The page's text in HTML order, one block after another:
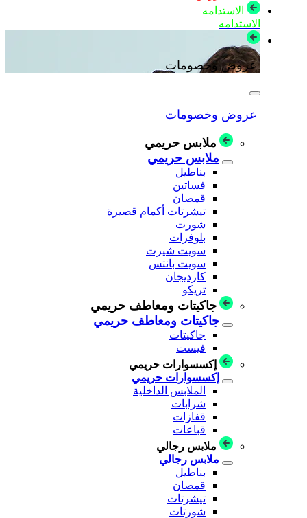
الاستدامه
الاستدامه
عروض وخصومات
عروض وخصومات
ملابس حريمي
ملابس حريمي
بناطيل
فساتين
قمصان
تيشرتات أكمام قصيرة
شورت
بلوفرات
سويت شيرت
سويت بانتس
كارديجان
تريكو
جاكيتات ومعاطف حريمي
جاكيتات ومعاطف حريمي
جاكيتات
فيست
إكسسوارات حريمي
إكسسوارات حريمي
الملابس الداخلية
شرابات
قفازات
قباعات
ملابس رجالي
ملابس رجالي
بناطيل
قمصان
تيشرتات
شورتات